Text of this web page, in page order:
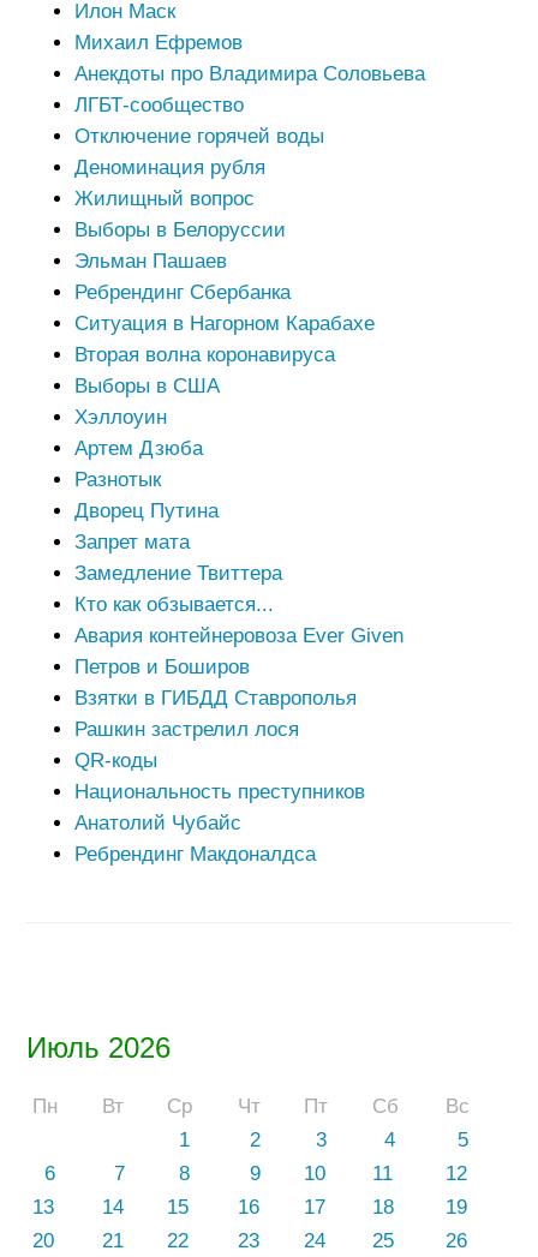
Июль 2026
Пн Вт Ср Чт Пт Сб
Вс
1
2 3 4
5
6
7 8 9 10 11
12
13
14 15 16 17 18
19
20
21 22 23 24 25
26
Илон Маск
Михаил Ефремов
Анекдоты про Владимира Соловьева
ЛГБТ-сообщество
Отключение горячей воды
Деноминация рубля
Жилищный вопрос
Выборы в Белоруссии
Эльман Пашаев
Ребрендинг Сбербанка
Ситуация в Нагорном Карабахе
Вторая волна коронавируса
Выборы в США
Хэллоуин
Артем Дзюба
Разнотык
Дворец Путина
Запрет мата
Замедление Твиттера
Кто как обзывается...
Авария контейнеровоза Ever Given
Петров и Боширов
Взятки в ГИБДД Ставрополья
Рашкин застрелил лося
QR-коды
Национальность преступников
Анатолий Чубайс
Ребрендинг Макдоналдса